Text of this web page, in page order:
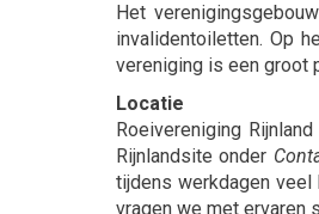
Het
invalidentoiletten. Op
vereniging is een groot
Locatie
Roeivereniging
Rijnlandsite onder
tijdens werkdagen
vragen we met ervaren